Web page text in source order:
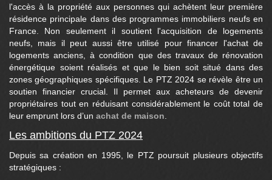
l'accès à la propriété aux personnes qui achètent leur première
résidence principale dans des programmes immobiliers neufs en
France. Non seulement il soutient l'acquisition de logements
neufs, mais il peut aussi être utilisé pour financer l'achat de
logements anciens, à condition que des travaux de rénovation
énergétique soient réalisés et que le bien soit situé dans des
zones géographiques spécifiques. Le PTZ 2024 se révèle être un
soutien financier crucial. Il permet aux acheteurs de devenir
propriétaires tout en réduisant considérablement le coût total de
leur emprunt lors d’un achat de maison
Les ambitions du PTZ 2024
Depuis sa création en 1995, le PTZ poursuit plusieurs objectifs
stratégiques :